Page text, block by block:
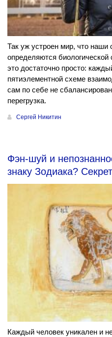
Так уж устроен мир, что наши
определяются
это достаточно просто:
пятиэлементной схеме
сам по себе не
перегрузка.
Сергей Никитин
Фэн-шуй и
знаку Зодиака?
Каждый человек уникален и